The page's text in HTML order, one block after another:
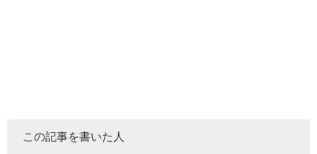
この記事を書いた人